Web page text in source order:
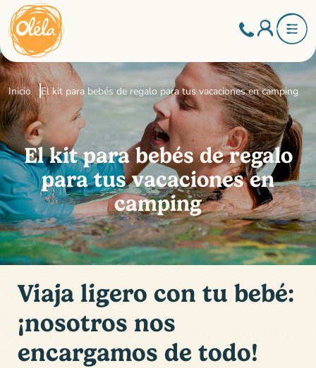
Inicio El kit para bebés de regalo para tus vacaciones en camping
El kit para bebés de regalo
para tus vacaciones en
camping
Viaja ligero con tu bebé:
¡nosotros nos
encargamos de todo!